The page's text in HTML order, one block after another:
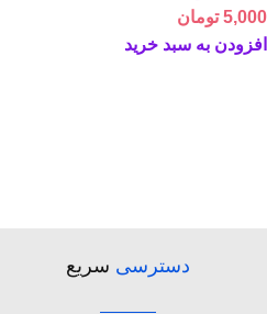
5,000 تومان
افزودن به سبد خرید
دسترسی سریع